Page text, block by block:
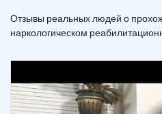
Отзывы реальных людей о
наркологическом